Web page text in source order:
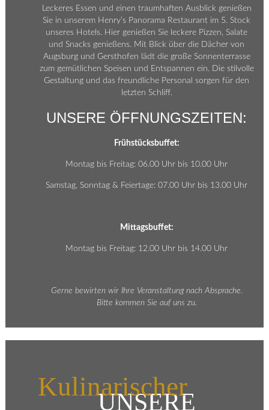
Leckeres Essen und einen traumhaften Ausblick genießen
Sie in unserem Henry’s Panorama Restaurant im 5. Stock
unseres Hotels. Hier genießen Sie leckere Pizzen, Salate
und Snacks genießens. Mit Blick über die Dächer von
Augsburg und Gersthofen lädt die große Sonnenterrasse
zum gemütlichen Speisen und Entspannen ein. Die stilvolle
Gestaltung und das freundliche Personal sorgen für den
letzten Schliff.
UNSERE ÖFFNUNGSZEITEN:
Frühstücksbuffet:
Montag bis Freitag: 06.00 Uhr bis 10.00 Uhr
Samstag, Sonntag & Feiertage: 07.00 Uhr bis 13.00 Uhr
Mittagsbuffet:
Montag bis Freitag: 12.00 Uhr bis 14.00 Uhr
Gerne bewirten wir Ihre Veranstaltung nach Absprache.
Bitte kommen Sie auf uns zu.
Kulinarischer
UNSERE